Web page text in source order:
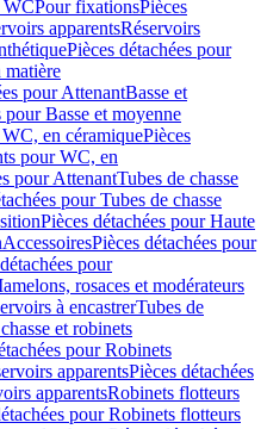
WCPour fixationsPièces
apparentsRéservoirs
Pièces détachées pour
matière
pour AttenantBasse et
pour Basse et moyenne
en céramiquePièces
pour WC, en
pour AttenantTubes de chasse
pour Tubes de chasse
Pièces détachées pour Haute
AccessoiresPièces détachées pour
pour
rosaces et modérateurs
à encastrerTubes de
et robinets
pour Robinets
apparentsPièces détachées
apparentsRobinets flotteurs
pour Robinets flotteurs